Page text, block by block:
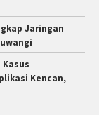
Jaringan
Kencan,